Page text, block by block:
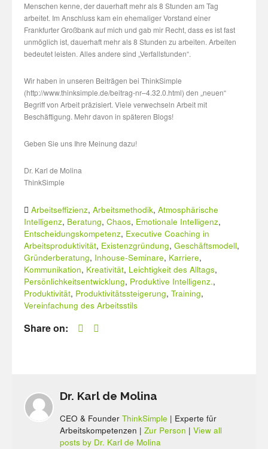
Menschen kenne, der dauerhaft mehr als 8 Stunden am Tag
arbeitet. Im Anschluss kam ein ehemaliger Vorstand einer
Frankfurter Großbank auf mich und gab mir Recht, dass es ist fast
unmöglich ist, dauerhaft mehr als 8 Stunden zu arbeiten. Arbeiten
bedeutet leisten. Alles andere sind „Verfallstunden“.
Wir haben in unseren Beiträgen bei ThinkSimple
(http://www.thinksimple.de/beitrag-nr–4.32.0.html) den „neuen“
Begriff von Arbeit präzisiert. Viele verwechseln Arbeit mit
Beschäftigung. Mehr davon in späteren Blogs!
Geben Sie uns Ihre Meinung dazu!
Dr. Karl de Molina
ThinkSimple
Arbeitseffizienz, Arbeitsmethodik, Atmosphärische
Intelligenz, Beratung, Chaos, Emotionale Intelligenz,
Entscheidungskompetenz, Executive Coaching in
Arbeitsproduktivität, Existenzgründung, Geschäftsmodell,
Gründerberatung, Inhouse-Seminare, Karriere,
Kommunikation, Kreativität, Leichtigkeit des Alltags,
Persönlichkeitsentwicklung, Produktive Intelligenz.,
Produktivität, Produktivitätssteigerung, Training,
Vereinfachung des Arbeitsstils
Share on:
Dr. Karl de Molina
CEO & Founder ThinkSimple | Experte für
Arbeitskompetenzen | Zur Person | View all
posts by Dr. Karl de Molina